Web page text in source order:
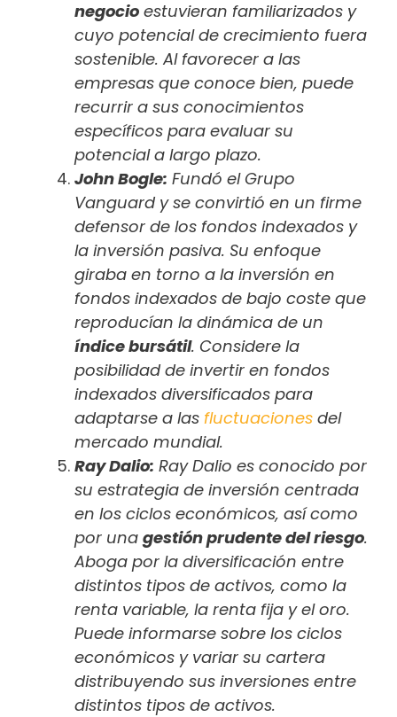
negocio estuvieran familiarizados y
cuyo potencial de crecimiento fuera
sostenible. Al favorecer a las
empresas que conoce bien, puede
recurrir a sus conocimientos
específicos para evaluar su
potencial a largo plazo.
John Bogle: Fundó el Grupo
Vanguard y se convirtió en un firme
defensor de los fondos indexados y
la inversión pasiva. Su enfoque
giraba en torno a la inversión en
fondos indexados de bajo coste que
reproducían la dinámica de un
índice bursátil. Considere la
posibilidad de invertir en fondos
indexados diversificados para
adaptarse a las fluctuaciones del
mercado mundial.
Ray Dalio: Ray Dalio es conocido por
su estrategia de inversión centrada
en los ciclos económicos, así como
por una gestión prudente del riesgo.
Aboga por la diversificación entre
distintos tipos de activos, como la
renta variable, la renta fija y el oro.
Puede informarse sobre los ciclos
económicos y variar su cartera
distribuyendo sus inversiones entre
distintos tipos de activos.